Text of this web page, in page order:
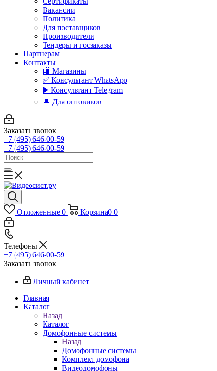
Вакансии
Политика
Для поставщиков
Производители
Тендеры и госзаказы
Партнерам
Контакты
🏬 Магазины
✅️ Консультант WhatsApp
▶️ Консультант Telegram
🔔 Для оптовиков
Заказать звонок
+7 (495) 646-00-59
+7 (495) 646-00-59
Отложенные 0 Корзина0 0
Телефоны
+7 (495) 646-00-59
Заказать звонок
Личный кабинет
Главная
Каталог
Назад
Каталог
Домофонные системы
Назад
Домофонные системы
Комплект домофона
Видеодомофоны